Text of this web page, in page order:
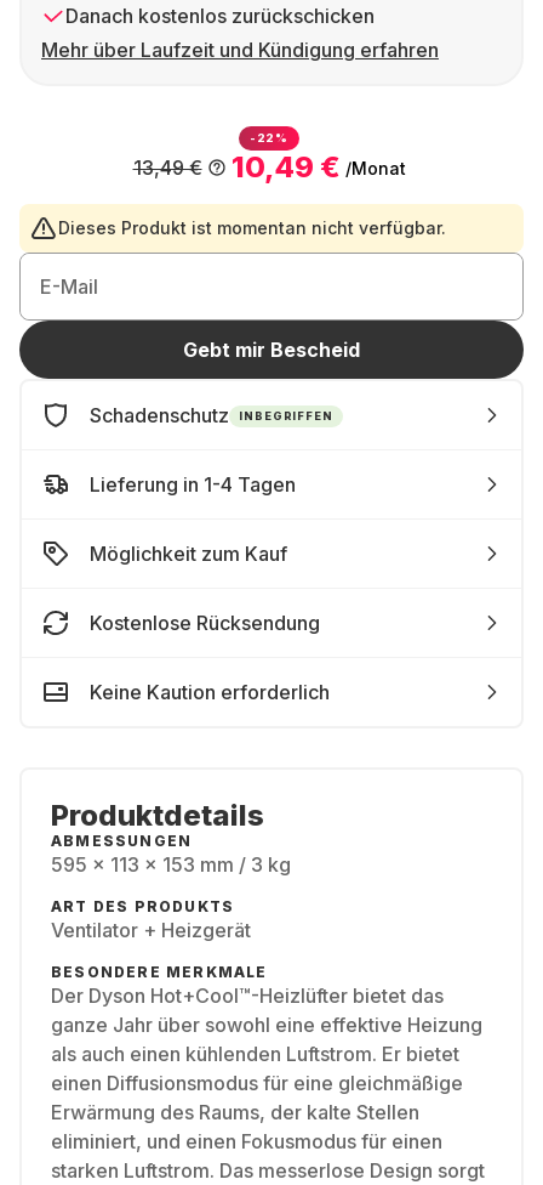
Danach kostenlos zurückschicken
Mehr über Laufzeit und Kündigung erfahren
-22%
10,49 € /Monat
13,49 €
Dieses Produkt ist momentan nicht verfügbar.
E-Mail
Gebt mir Bescheid
Schadenschutz INBEGRIFFEN
Lieferung in 1-4 Tagen
Möglichkeit zum Kauf
Kostenlose Rücksendung
Keine Kaution erforderlich
Produktdetails
ABMESSUNGEN
595 x 113 x 153 mm / 3 kg
ART DES PRODUKTS
Ventilator + Heizgerät
BESONDERE MERKMALE
Der Dyson Hot+Cool™-Heizlüfter bietet das
ganze Jahr über sowohl eine effektive Heizung
als auch einen kühlenden Luftstrom. Er bietet
einen Diffusionsmodus für eine gleichmäßige
Erwärmung des Raums, der kalte Stellen
eliminiert, und einen Fokusmodus für einen
starken Luftstrom. Das messerlose Design sorgt